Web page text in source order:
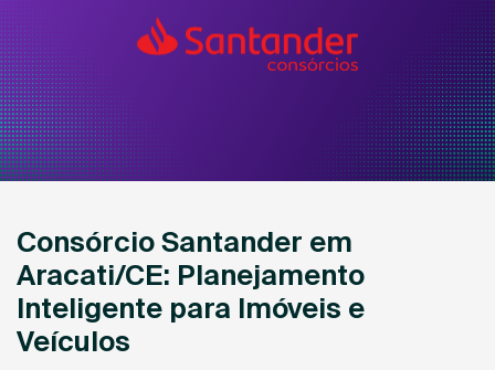
Consórcio Santander em
Aracati/CE: Planejamento
Inteligente para Imóveis e
Veículos